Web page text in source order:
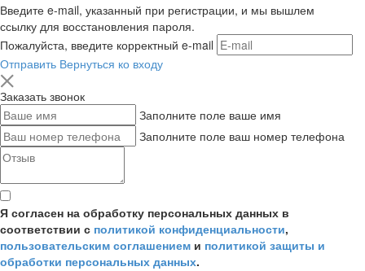
Введите e-mail, указанный при регистрации, и мы вышлем
ссылку для восстановления пароля.
Пожалуйста, введите корректный e-mail
Отправить Вернуться ко входу
Заказать звонок
Заполните поле ваше имя
Заполните поле ваш номер телефона
Я согласен на обработку персональных данных в
соответствии с политикой конфиденциальности,
пользовательским соглашением и политикой защиты и
обработки персональных данных.